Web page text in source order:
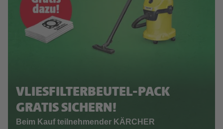
VLIESFILTERBEUTEL-PACK
GRATIS SICHERN!
Beim Kauf teilnehmender KÄRCHER